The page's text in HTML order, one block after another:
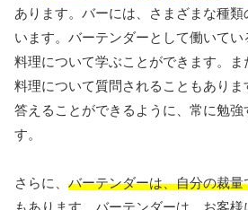
あります。バーには、さまざまな種
います。バーテンダーとして働いて
料理について学ぶことができます。
料理について質問されることもありま
答えることができるように、常に勉強
す。
さらに、 バーテンダーは、自分の裁
もあります。バーテンダーは、お客